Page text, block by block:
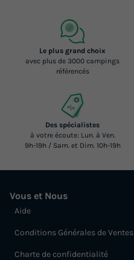
Le plus grand choix
avec plus de 3000 campings
référencés
Des spécialistes
à votre écoute: Lun. à Ven.
9h-19h / Sam. et Dim. 10h-19h
Vous et Nous
Aide
Conditions Générales de Ventes
Charte de confidentialité